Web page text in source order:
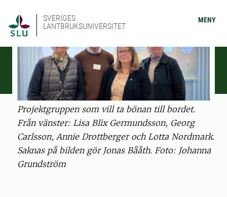
SVERIGES
LANTBRUKSUNIVERSITET
MENY
Projektgruppen som vill ta bönan till bordet.
Från vänster: Lisa Blix Germundsson, Georg
Carlsson, Annie Drottberger och Lotta Nordmark.
Saknas på bilden gör Jonas Bååth. Foto: Johanna
Grundström